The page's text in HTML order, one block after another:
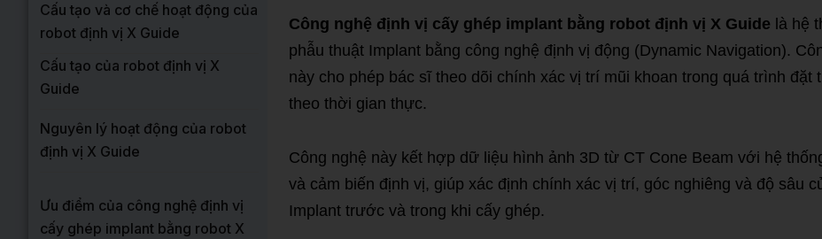
Cấu tạo và cơ chế hoạt động của
robot định vị X Guide
Cấu tạo của robot định vị X
Guide
Nguyên lý hoạt động của robot
định vị X Guide
Ưu điểm của công nghệ định vị
cấy ghép implant bằng robot X
Công nghệ định vị cấy ghép implant bằng robot định vị X Guide là hệ
phẫu thuật Implant bằng công nghệ định vị động (Dynamic Navigation).
này cho phép bác sĩ theo dõi chính xác vị trí mũi khoan trong quá trình đặt
theo thời gian thực.
Công nghệ này kết hợp dữ liệu hình ảnh 3D từ CT Cone Beam với hệ
và cảm biến định vị, giúp xác định chính xác vị trí, góc nghiêng và độ sâu
Implant trước và trong khi cấy ghép.